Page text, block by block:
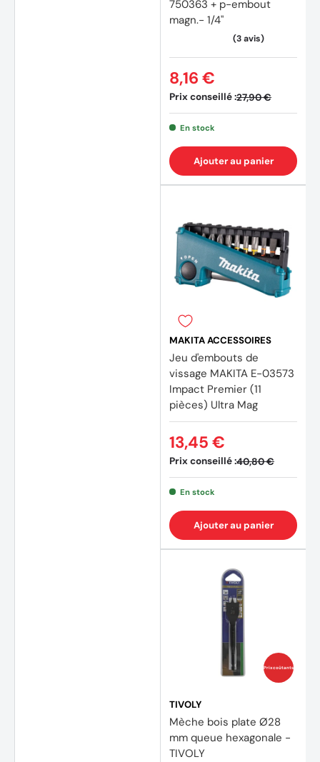
750363 + p-embout
magn.- 1/4"
Prix conseillé :27,90 €
8,16 €
En stock
Ajouter au panier
MAKITA ACCESSOIRES
Jeu d'embouts de
vissage MAKITA E-03573
Impact Premier (11
pièces) Ultra Mag
Prix conseillé :40,80 €
13,45 €
En stock
Ajouter au panier
Prix coûtants
TIVOLY
Mèche bois plate Ø28
mm queue hexagonale -
TIVOLY